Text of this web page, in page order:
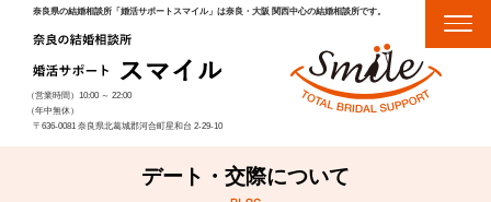
奈良県の結婚相談所「婚活サポートスマイル」は奈良・大阪 関西中心の結婚相談所です。
（営業時間）10:00 ～22:00
（年中無休）
〒636-0081 奈良県北葛城郡河合町星和台 2-29-10
デート・交際について